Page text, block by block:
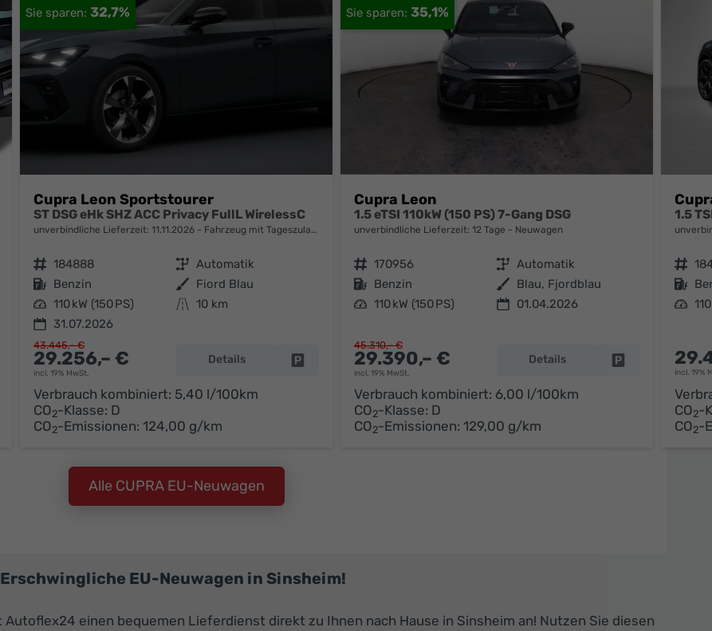
parken
32,7%
Cupra Leon Sportstourer
ST DSG eHk SHZ ACC Privacy FullL WirelessC
unverbindliche Lieferzeit: 11.11.2026 Fahrzeug mit Tageszulassung
Fahrzeugnr. 184888 Getriebe Automatik
Kraftstoff Benzin Außenfarbe Fiord Blau
Leistung 110 kW (150 PS) Kilometerstand 10 km
31.07.2026
29.256,– €
incl. 19% MwSt.
43.445,– €
Details Fahrzeug parken
Verbrauch kombiniert: 5,40 l/100km
CO2-Klasse: D
CO2-Emissionen: 124,00 g/km
35,1%
Cupra Leon
1.5 eTSI 110kW (150 PS) 7-Gang DSG
unverbindliche Lieferzeit: 12 Tage Neuwagen
Fahrzeugnr. 170956 Getriebe Automatik
Kraftstoff Benzin Außenfarbe Blau, Fjordblau
Leistung 110 kW (150 PS) 01.04.2026
29.390,– €
incl. 19% MwSt.
45.310,– €
Details Fahrzeug parken
Verbrauch kombiniert: 6,00 l/100km
CO2-Klasse: D
CO2-Emissionen: 129,00 g/km
1.5
Fahrzeugnr.
Kraftstoff
Leistung
incl. 19%
CO2-
CO2-
Alle CUPRA EU-Neuwagen
EU-Neuwagen in Sinsheim!
einen bequemen Lieferdienst direkt zu Ihnen nach Hause in Sinsheim an! Nutzen Sie diesen